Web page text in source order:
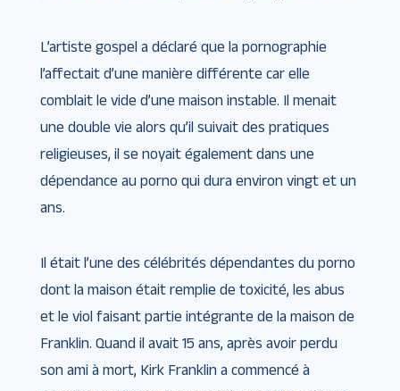
L’artiste gospel a déclaré que la pornographie
l’affectait d’une manière différente car elle
comblait le vide d’une maison instable. Il menait
une double vie alors qu’il suivait des pratiques
religieuses, il se noyait également dans une
dépendance au porno qui dura environ vingt et un
ans.
Il était l’une des célébrités dépendantes du porno
dont la maison était remplie de toxicité, les abus
et le viol faisant partie intégrante de la maison de
Franklin. Quand il avait 15 ans, après avoir perdu
son ami à mort, Kirk Franklin a commencé à